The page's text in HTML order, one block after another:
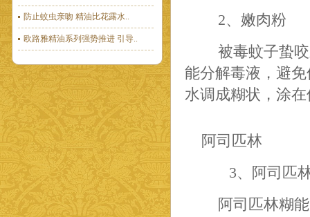
防止蚊虫亲吻 精油比花露水..
欧路雅精油系列强势推进 引导..
2、嫩肉粉
被毒蚊子蛰咬
能分解毒液，避
水调成糊状，涂
阿司匹林
3、阿司匹
阿司匹林糊能